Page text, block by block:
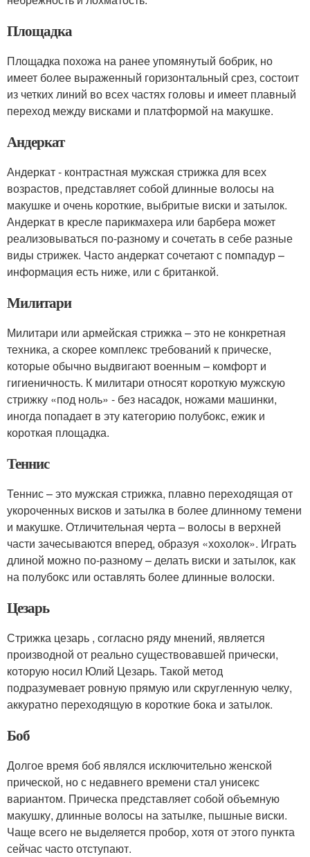
Площадка
Площадка похожа на ранее упомянутый бобрик, но
имеет более выраженный горизонтальный срез, состоит
из четких линий во всех частях головы и имеет плавный
переход между висками и платформой на макушке.
Андеркат
Андеркат - контрастная мужская стрижка для всех
возрастов, представляет собой длинные волосы на
макушке и очень короткие, выбритые виски и затылок.
Андеркат в кресле парикмахера или барбера может
реализовываться по-разному и сочетать в себе разные
виды стрижек. Часто андеркат сочетают с помпадур –
информация есть ниже, или с британкой.
Милитари
Милитари или армейская стрижка – это не конкретная
техника, а скорее комплекс требований к прическе,
которые обычно выдвигают военным – комфорт и
гигиеничность. К милитари относят короткую мужскую
стрижку «под ноль» - без насадок, ножами машинки,
иногда попадает в эту категорию полубокс, ежик и
короткая площадка.
Теннис
Теннис – это мужская стрижка, плавно переходящая от
укороченных висков и затылка в более длинному темени
и макушке. Отличительная черта – волосы в верхней
части зачесываются вперед, образуя «хохолок». Играть
длиной можно по-разному – делать виски и затылок, как
на полубокс или оставлять более длинные волоски.
Цезарь
Стрижка цезарь , согласно ряду мнений, является
производной от реально существовавшей прически,
которую носил Юлий Цезарь. Такой метод
подразумевает ровную прямую или скругленную челку,
аккуратно переходящую в короткие бока и затылок.
Боб
Долгое время боб являлся исключительно женской
прической, но с недавнего времени стал унисекс
вариантом. Прическа представляет собой объемную
макушку, длинные волосы на затылке, пышные виски.
Чаще всего не выделяется пробор, хотя от этого пункта
сейчас часто отступают.